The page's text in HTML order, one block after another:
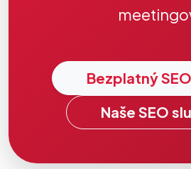
Bezplatný
Naše SEO